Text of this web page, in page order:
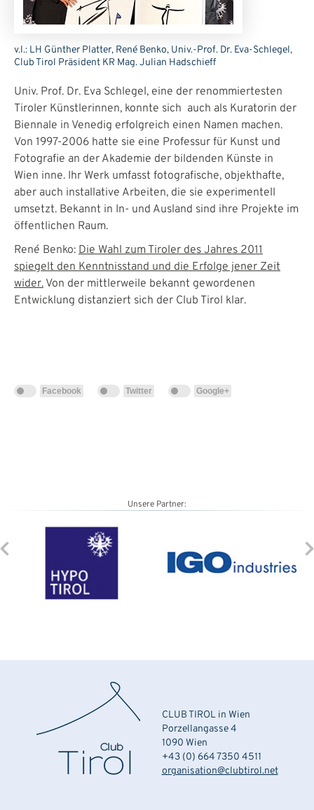
v.l.: LH Günther Platter, René Benko, Univ.-Prof. Dr. Eva-Schlegel,
Club Tirol Präsident KR Mag. Julian Hadschieff
Univ. Prof. Dr. Eva Schlegel, eine der renommiertesten
Tiroler Künstlerinnen, konnte sich auch als Kuratorin der
Biennale in Venedig erfolgreich einen Namen machen.
Von 1997-2006 hatte sie eine Professur für Kunst und
Fotografie an der Akademie der bildenden Künste in
Wien inne. Ihr Werk umfasst fotografische, objekthafte,
aber auch installative Arbeiten, die sie experimentell
umsetzt. Bekannt in In- und Ausland sind ihre Projekte im
öffentlichen Raum.
René Benko: Die Wahl zum Tiroler des Jahres 2011
spiegelt den Kenntnisstand und die Erfolge jener Zeit
wider. Von der mittlerweile bekannt gewordenen
Entwicklung distanziert sich der Club Tirol klar.
Facebook Twitter Google+
Unsere Partner:
CLUB TIROL in Wien
Porzellangasse 4
1090 Wien
+43 (0) 664 7350 4511
organisation@clubtirol.net